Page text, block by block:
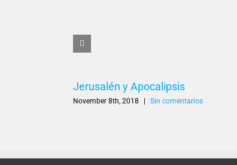
Jerusalén y Apocalipsis
November 8th, 2018 Sin comentarios